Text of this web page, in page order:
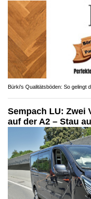
Bürki's Qualitätsböden: So gelingt
Sempach LU: Zwei
auf der A2 – Stau